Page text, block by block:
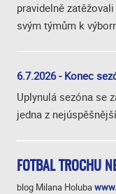
pravidelně
svým týmům k
6.7.2026 - Konec
Uplynulá sezóna se
jedna z
FOTBAL TROCHU
blog Milana Holuba